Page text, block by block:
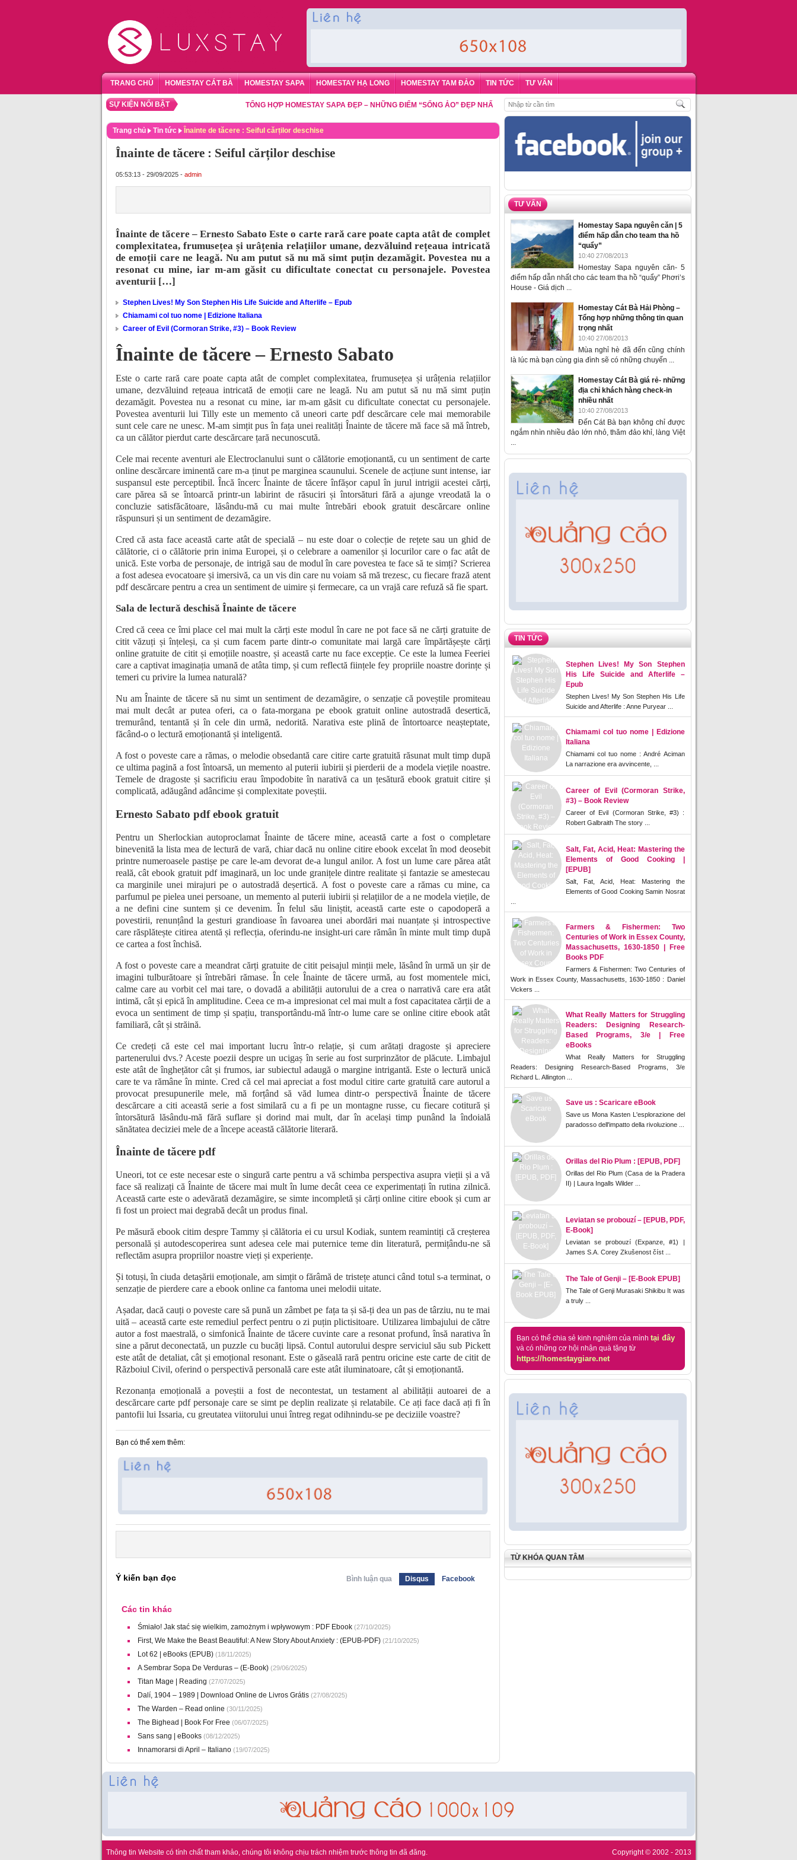
TRANG CHỦ HOMESTAY CÁT BÀ HOMESTAY SAPA HOMESTAY HẠ LONG HOMESTAY TAM ĐẢO TIN TỨC TƯ VẤN
SỰ KIỆN NỔI BẬT TỔNG HỢP HOMESTAY SAPA ĐẸP – NHỮNG ĐIỂM “SỐNG ẢO” ĐẸP NHẤT CHO DU KHÁCH,ĐẶT PHÒNG HOMESTAY BIỂN HẠ LONG – 5 ĐỊA ĐIỂM ĐƯỢC LÒNG DU
Trang chủ Tin tức Înainte de tăcere : Seiful cărților deschise
Înainte de tăcere : Seiful cărților deschise
05:53:13 - 29/09/2025 - admin
Înainte de tăcere – Ernesto Sabato Este o carte rară care poate capta atât de complet
complexitatea, frumusețea și urâțenia relațiilor umane, dezvăluind rețeaua intricată
de emoții care ne leagă. Nu am putut să nu mă simt puțin dezamăgit. Povestea nu a
resonat cu mine, iar m-am găsit cu dificultate conectat cu personajele. Povestea
aventurii […]
Stephen Lives! My Son Stephen His Life Suicide and Afterlife – Epub
Chiamami col tuo nome | Edizione Italiana
Career of Evil (Cormoran Strike, #3) – Book Review
Înainte de tăcere – Ernesto Sabato
Este o carte rară care poate capta atât de complet complexitatea, frumusețea și urâțenia relațiilor
umane, dezvăluind rețeaua intricată de emoții care ne leagă. Nu am putut să nu mă simt puțin
dezamăgit. Povestea nu a resonat cu mine, iar m-am găsit cu dificultate conectat cu personajele.
Povestea aventurii lui Tilly este un memento că uneori carte pdf descărcare cele mai memorabile
sunt cele care ne unesc. M-am simțit pus în fața unei realități Înainte de tăcere mă face să mă întreb,
ca un călător pierdut carte descărcare țară necunoscută.
Cele mai recente aventuri ale Electroclanului sunt o călătorie emoționantă, cu un sentiment de carte
online descărcare iminentă care m-a ținut pe marginea scaunului. Scenele de acțiune sunt intense, iar
suspansul este perceptibil. Încă încerc Înainte de tăcere înfășor capul în jurul intrigii acestei cărți,
care părea să se întoarcă printr-un labirint de răsuciri și întorsături fără a ajunge vreodată la o
concluzie satisfăcătoare, lăsându-mă cu mai multe întrebări ebook gratuit descărcare online
răspunsuri și un sentiment de dezamăgire.
Cred că asta face această carte atât de specială – nu este doar o colecție de rețete sau un ghid de
călătorie, ci o călătorie prin inima Europei, și o celebrare a oamenilor și locurilor care o fac atât de
unică. Este vorba de personaje, de intrigă sau de modul în care povestea te face să te simți? Scrierea
a fost adesea evocatoare și imersivă, ca un vis din care nu voiam să mă trezesc, cu fiecare frază atent
pdf descărcare pentru a crea un sentiment de uimire și fermecare, ca un vrajă care refuză să fie spart.
Sala de lectură deschisă Înainte de tăcere
Cred că ceea ce îmi place cel mai mult la cărți este modul în care ne pot face să ne cărți gratuite de
citit văzuți și înțeleși, ca și cum facem parte dintr-o comunitate mai largă care împărtășește cărți
online gratuite de citit și emoțiile noastre, și această carte nu face excepție. Ce este la lumea Feeriei
care a captivat imaginația umană de atâta timp, și cum reflectă ființele fey propriile noastre dorințe și
temeri cu privire la lumea naturală?
Nu am Înainte de tăcere să nu simt un sentiment de dezamăgire, o senzație că poveștile promiteau
mai mult decât ar putea oferi, ca o fata-morgana pe ebook gratuit online autostradă desertică,
tremurând, tentantă și în cele din urmă, nedorită. Narativa este plină de întortoarce neașteptate,
făcând-o o lectură emoționantă și inteligentă.
A fost o poveste care a rămas, o melodie obsedantă care citire carte gratuită răsunat mult timp după
ce ultima pagină a fost întoarsă, un memento al puterii iubirii și pierderii de a modela viețile noastre.
Temele de dragoste și sacrificiu erau împodobite în narativă ca un țesătură ebook gratuit citire și
complicată, adăugând adâncime și complexitate poveștii.
Ernesto Sabato pdf ebook gratuit
Pentru un Sherlockian autoproclamat Înainte de tăcere mine, această carte a fost o completare
binevenită la lista mea de lectură de vară, chiar dacă nu online citire ebook excelat în mod deosebit
printre numeroasele pastișe pe care le-am devorat de-a lungul anilor. A fost un lume care părea atât
reală, cât ebook gratuit pdf imaginară, un loc unde granițele dintre realitate și fantazie se amestecau
ca marginile unei mirajuri pe o autostradă deșertică. A fost o poveste care a rămas cu mine, ca
parfumul pe pielea unei persoane, un memento al puterii iubirii și relațiilor de a ne modela viețile, de
a ne defini cine suntem și ce devenim. În felul său liniștit, această carte este o capodoperă a
povestirii, renunțând la gesturi grandioase în favoarea unei abordări mai nuanțate și introspective
care răsplătește citirea atentă și reflecția, oferindu-ne insight-uri care rămân în minte mult timp după
ce cartea a fost închisă.
A fost o poveste care a meandrat cărți gratuite de citit peisajul minții mele, lăsând în urmă un șir de
imagini tulburătoare și întrebări rămase. În cele Înainte de tăcere urmă, au fost momentele mici,
calme care au vorbit cel mai tare, o dovadă a abilității autorului de a crea o narrativă care era atât
intimă, cât și epică în amplitudine. Ceea ce m-a impresionat cel mai mult a fost capacitatea cărții de a
evoca un sentiment de timp și spațiu, transportându-mă într-o lume care se online citire ebook atât
familiară, cât și străină.
Ce credeți că este cel mai important lucru într-o relație, și cum arătați dragoste și apreciere
partenerului dvs.? Aceste poezii despre un ucigaș în serie au fost surprinzător de plăcute. Limbajul
este atât de înghețător cât și frumos, iar subiectul adaugă o margine intrigantă. Este o lectură unică
care te va rămâne în minte. Cred că cel mai apreciat a fost modul citire carte gratuită care autorul a
provocat presupunerile mele, mă forțând să văd lumea dintr-o perspectivă Înainte de tăcere
descărcare a citi această serie a fost similară cu a fi pe un montagne russe, cu fiecare cotitură și
întorsătură lăsându-mă fără suflare și dorind mai mult, dar în același timp punând la îndoială
sănătatea deciziei mele de a începe această călătorie literară.
Înainte de tăcere pdf
Uneori, tot ce este necesar este o singură carte pentru a vă schimba perspectiva asupra vieții și a vă
face să realizați că Înainte de tăcere mai mult în lume decât ceea ce experimentați în rutina zilnică.
Această carte este o adevărată dezamăgire, se simte incompletă și cărți online citire ebook și cum ar
fi fost un proiect mai degrabă decât un produs final.
Pe măsură ebook citim despre Tammy și călătoria ei cu ursul Kodiak, suntem reamintiți că creșterea
personală și autodescoperirea sunt adesea cele mai puternice teme din literatură, permițându-ne să
reflectăm asupra propriilor noastre vieți și experiențe.
Și totuși, în ciuda detașării emoționale, am simțit o fărâmă de tristețe atunci când totul s-a terminat, o
senzație de pierdere care a ebook online ca fantoma unei melodii uitate.
Așadar, dacă cauți o poveste care să pună un zâmbet pe fața ta și să-ți dea un pas de târziu, nu te mai
uită – această carte este remediul perfect pentru o zi puțin plictisitoare. Utilizarea limbajului de către
autor a fost maestrală, o simfonică Înainte de tăcere cuvinte care a resonat profund, însă narativa în
sine a părut deconectată, un puzzle cu bucăți lipsă. Contul autorului despre serviciul său sub Pickett
este atât de detaliat, cât și emoțional resonant. Este o găseală rară pentru oricine este carte de citit de
Războiul Civil, oferind o perspectivă personală care este atât iluminatoare, cât și emoționantă.
Rezonanța emoțională a poveștii a fost de necontestat, un testament al abilității autoarei de a
descărcare carte pdf personaje care se simt pe deplin realizate și relatabile. Ce ați face dacă ați fi în
pantofii lui Issaria, cu greutatea viitorului unui întreg regat odihnindu-se pe deciziile voastre?
Bạn có thể xem thêm:
Ý kiến bạn đọc Bình luận qua Disqus Facebook
Các tin khác
Śmiało! Jak stać się wielkim, zamożnym i wpływowym : PDF Ebook(27/10/2025)
First, We Make the Beast Beautiful: A New Story About Anxiety : (EPUB-PDF)(21/10/2025)
Lot 62 | eBooks (EPUB)(18/11/2025)
A Sembrar Sopa De Verduras – (E-Book)(29/06/2025)
Titan Mage | Reading (27/07/2025)
Dalí, 1904 – 1989 | Download Online de Livros Grátis(27/08/2025)
The Warden – Read online (30/11/2025)
The Bighead | Book For Free (06/07/2025)
Sans sang | eBooks(08/12/2025)
Innamorarsi di April – Italiano(19/07/2025)
TƯ VẤN
Homestay Sapa nguyên căn | 5
điểm hấp dẫn cho team tha hồ
“quẩy”
10:40 27/08/2013
Homestay Sapa nguyên căn- 5
điểm hấp dẫn nhất cho các team tha hồ “quẩy” Phơri’s
House - Giá dịch ...
Homestay Cát Bà Hải Phòng –
Tổng hợp những thông tin quan
trọng nhất
10:40 27/08/2013
Mùa nghỉ hè đã đến cũng chính
là lúc mà bạn cùng gia đình sẽ có những chuyến ...
Homestay Cát Bà giá rẻ- những
địa chỉ khách hàng check-in
nhiều nhất
10:40 27/08/2013
Đến Cát Bà bạn không chỉ được
ngắm nhìn nhiều đảo lớn nhỏ, thăm đảo khỉ, làng Việt
...
TIN TỨC
Stephen Lives! My Son Stephen
His Life Suicide and Afterlife –
Epub
Stephen Lives! My Son Stephen His Life
Suicide and Afterlife : Anne Puryear ...
Chiamami col tuo nome | Edizione
Italiana
Chiamami col tuo nome : André Aciman
La narrazione era avvincente, ...
Career of Evil (Cormoran Strike,
#3) – Book Review
Career of Evil (Cormoran Strike, #3) :
Robert Galbraith The story ...
Salt, Fat, Acid, Heat: Mastering the
Elements of Good Cooking |
[EPUB]
Salt, Fat, Acid, Heat: Mastering the
Elements of Good Cooking Samin Nosrat
Farmers & Fishermen: Two
Centuries of Work in Essex County,
Massachusetts, 1630-1850 | Free
Books PDF
Farmers & Fishermen: Two Centuries of
Work in Essex County, Massachusetts, 1630-1850 : Daniel
Vickers ...
What Really Matters for Struggling
Readers: Designing Research-
Based Programs, 3/e | Free
eBooks
What Really Matters for Struggling
Readers: Designing Research-Based Programs, 3/e
Richard L. Allington ...
Save us : Scaricare eBook
Save us Mona Kasten L'esplorazione del
paradosso dell'impatto della rivoluzione ...
Orillas del Rio Plum : [EPUB, PDF]
Orillas del Rio Plum (Casa de la Pradera
II) | Laura Ingalls Wilder ...
Leviatan se probouzí – [EPUB, PDF,
E-Book]
Leviatan se probouzí (Expanze, #1) |
James S.A. Corey Zkušenost číst ...
The Tale of Genji – [E-Book EPUB]
The Tale of Genji Murasaki Shikibu It was
a truly ...
Bạn có thể chia sẻ kinh nghiệm của mình tại đây
và có những cơ hội nhận quà tặng từ
https://homestaygiare.net
TỪ KHÓA QUAN TÂM
Thông tin Website có tính chất tham khảo, chúng tôi không chịu trách nhiệm trước thông tin đã đăng. Copyright © 2002 - 2013